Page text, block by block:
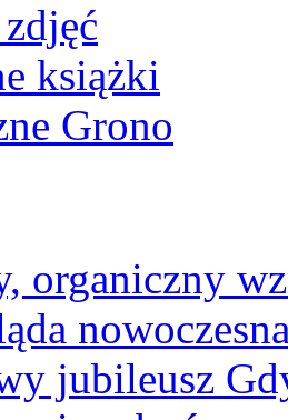
książki
Grono
organiczny
jubileusz